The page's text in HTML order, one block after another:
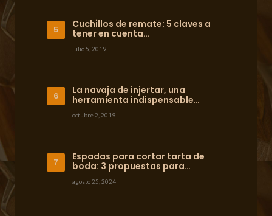
Cuchillos de remate: 5 claves a
tener en cuenta…
julio 5, 2019
La navaja de injertar, una
herramienta indispensable…
octubre 2, 2019
Espadas para cortar tarta de
boda: 3 propuestas para…
agosto 25, 2024